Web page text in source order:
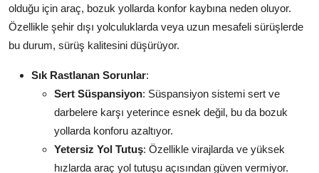
olduğu için araç, bozuk yollarda konfor kaybına neden oluyor.
Özellikle şehir dışı yolculuklarda veya uzun mesafeli sürüşlerde
bu durum, sürüş kalitesini düşürüyor.
Sık Rastlanan Sorunlar:
Sert Süspansiyon: Süspansiyon sistemi sert ve
darbelere karşı yeterince esnek değil, bu da bozuk
yollarda konforu azaltıyor.
Yetersiz Yol Tutuş: Özellikle virajlarda ve yüksek
hızlarda araç yol tutuşu açısından güven vermiyor.